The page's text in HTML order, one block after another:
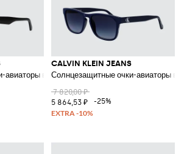
в ацетатной оправе с монограммой
CALVIN KLEIN JEANS
Солнцезащитные очки-авиаторы в
7 820,00 ₽
5 864,53 ₽
-25%